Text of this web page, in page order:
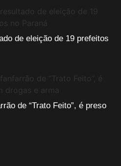
de eleição de 19 prefeitos
de “Trato Feito”, é preso